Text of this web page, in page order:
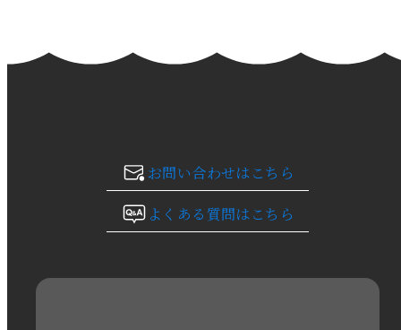
2024年1月
2023年10月
2023年8月
お問い合わせはこちら
よくある質問はこちら